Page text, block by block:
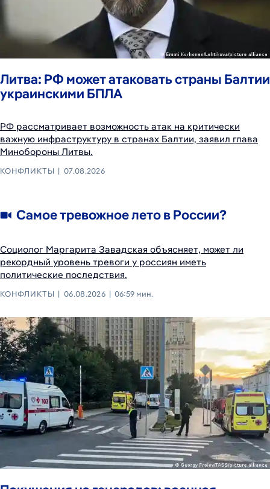
Литва: РФ может атаковать страны Балтии
украинскими БПЛА
РФ рассматривает возможность атак на критически
важную инфраструктуру в странах Балтии, заявил глава
Минобороны Литвы.
КОНФЛИКТЫ 07.08.2026
Самое тревожное лето в России?
Социолог Маргарита Завадская объясняет, может ли
рекордный уровень тревоги у россиян иметь
политические последствия.
КОНФЛИКТЫ 06.08.2026 06:59 мин.